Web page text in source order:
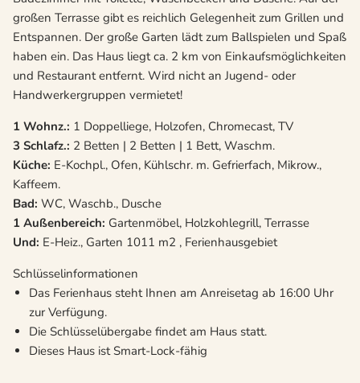
großen Terrasse gibt es reichlich Gelegenheit zum Grillen und
Entspannen. Der große Garten lädt zum Ballspielen und Spaß
haben ein. Das Haus liegt ca. 2 km von Einkaufsmöglichkeiten
und Restaurant entfernt. Wird nicht an Jugend- oder
Handwerkergruppen vermietet!
1 Wohnz.: 1 Doppelliege, Holzofen, Chromecast, TV
3 Schlafz.: 2 Betten | 2 Betten | 1 Bett, Waschm.
Küche: E-Kochpl., Ofen, Kühlschr. m. Gefrierfach, Mikrow.,
Kaffeem.
Bad: WC, Waschb., Dusche
1 Außenbereich: Gartenmöbel, Holzkohlegrill, Terrasse
Und: E-Heiz., Garten 1011 m2 , Ferienhausgebiet
Schlüsselinformationen
Das Ferienhaus steht Ihnen am Anreisetag ab 16:00 Uhr
zur Verfügung.
Die Schlüsselübergabe findet am Haus statt.
Dieses Haus ist Smart-Lock-fähig